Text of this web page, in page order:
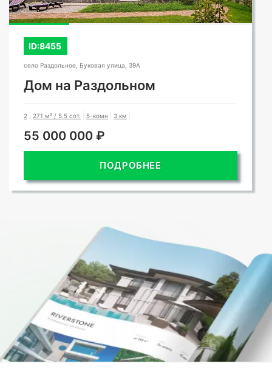
ID:8455
село Раздольное, Буковая улица, 39А
Дом на Раздольном
2 271 м² / 5.5 сот. 5-комн 3 км
55 000 000 ₽
ПОДРОБНЕЕ